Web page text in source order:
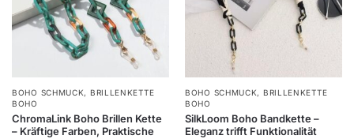
BOHO SCHMUCK, BRILLENKETTE
BOHO
ChromaLink Boho Brillen Kette
– Kräftige Farben, Praktische
BOHO SCHMUCK, BRILLENKETTE
BOHO
SilkLoom Boho Bandkette –
Eleganz trifft Funktionalität